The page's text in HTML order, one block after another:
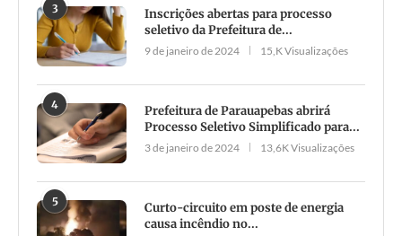
3
Inscrições abertas para processo
seletivo da Prefeitura de...
9 de janeiro de 2024 15,K Visualizações
4
Prefeitura de Parauapebas abrirá
Processo Seletivo Simplificado para...
3 de janeiro de 2024 13,6K Visualizações
5
Curto-circuito em poste de energia
causa incêndio no...